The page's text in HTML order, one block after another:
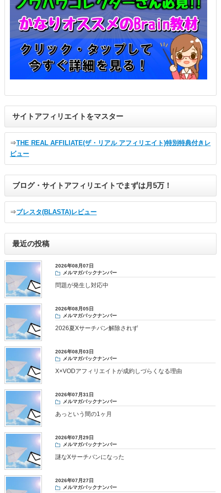
サイトアフィリエイトをマスター
⇒THE REAL AFFILIATE(ザ・リアル アフィリエイト)特別特典付きレ
ビュー
ブログ・サイトアフィリエイトでまずは月5万！
⇒ブレスタ(BLASTA)レビュー
最近の投稿
2026年08月07日
メルマガバックナンバー
問題が発生し対応中
2026年08月05日
メルマガバックナンバー
2026夏Xサーチバン解除されず
2026年08月03日
メルマガバックナンバー
X×VODアフィリエイトが成約しづらくなる理由
2026年07月31日
メルマガバックナンバー
あっという間の1ヶ月
2026年07月29日
メルマガバックナンバー
謎なXサーチバンになった
2026年07月27日
メルマガバックナンバー